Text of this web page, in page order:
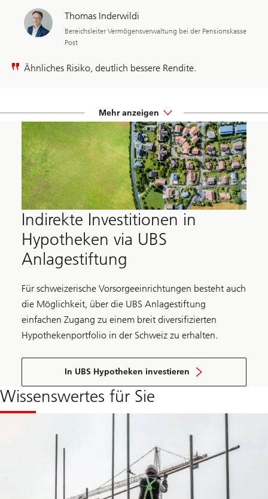
Thomas Inderwildi
Bereichsleiter Vermögensverwaltung bei der Pensionskasse
Post
Ähnliches Risiko, deutlich bessere Rendite.
Mehr anzeigen
Indirekte Investitionen in
Hypotheken via UBS
Anlagestiftung
Für schweizerische Vorsorgeeinrichtungen besteht auch
die Möglichkeit, über die UBS Anlagestiftung
einfachen Zugang zu einem breit diversifizierten
Hypothekenportfolio in der Schweiz zu erhalten.
In UBS Hypotheken investieren
Wissenswertes für Sie